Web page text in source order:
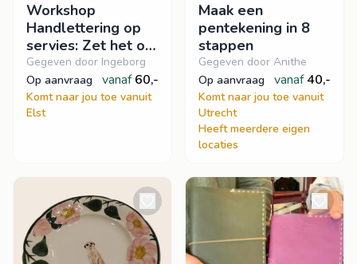
Workshop
Handlettering op
servies: Zet het op
een bordje!
Gegeven door Ingeborg
op aanvraag
vanaf 60,-
Komt naar jou toe vanuit
Elst
Maak een
pentekening in 8
stappen
Gegeven door Anithe
op aanvraag
vanaf 40,-
Komt naar jou toe vanuit
Utrecht
Heeft meerdere eigen
locaties